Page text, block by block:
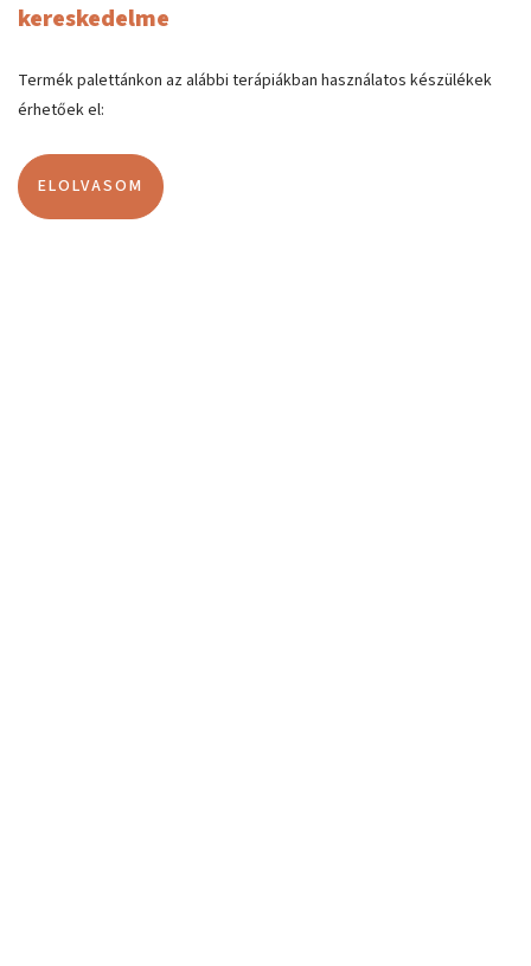
kereskedelme
Termék palettánkon az alábbi terápiákban használatos készülékek
érhetőek el:
ELOLVASOM